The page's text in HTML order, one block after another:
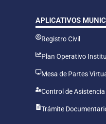
APLICATIVOS
Registro Civil
Plan Operativo
Mesa de Partes
Control de Asistencia
Trámite